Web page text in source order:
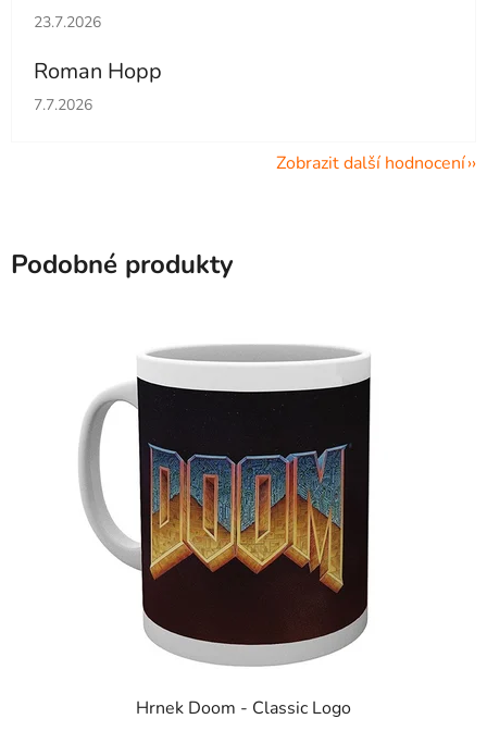
Hodnocení obchodu je 5 z 5 hvězdiček.
23.7.2026
Roman Hopp
Hodnocení obchodu je 5 z 5 hvězdiček.
7.7.2026
Zobrazit další hodnocení
Podobné produkty
Hrnek Doom - Classic Logo